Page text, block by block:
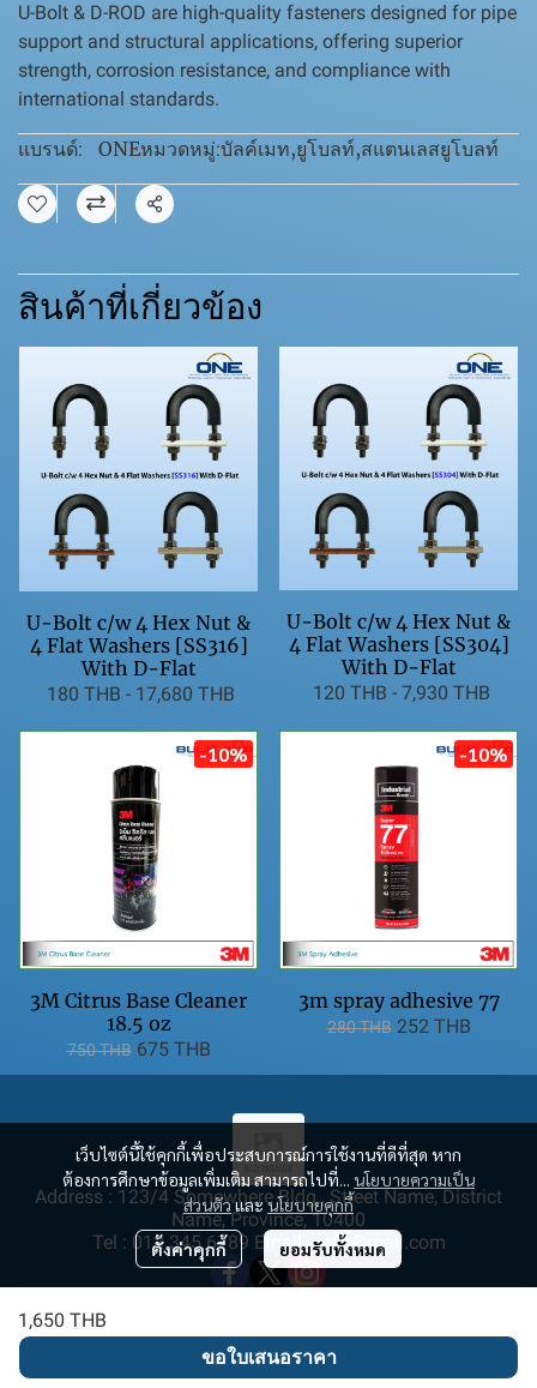
U-Bolt & D-ROD are high-quality fasteners designed for pipe
support and structural applications, offering superior
strength, corrosion resistance, and compliance with
international standards.
แบรนด์: ONEหมวดหมู่:บัลค์เมท,ยูโบลท์,สแตนเลสยูโบลท์
แชร์
สินค้าที่เกี่ยวข้อง
U-Bolt c/w 4 Hex Nut &
4 Flat Washers [SS316]
With D-Flat
180 THB - 17,680 THB
U-Bolt c/w 4 Hex Nut &
4 Flat Washers [SS304]
With D-Flat
120 THB - 7,930 THB
-10%
3M Citrus Base Cleaner
18.5 oz
750 THB 675 THB
-10%
3m spray adhesive 77
280 THB 252 THB
1,650 THB
ขอใบเสนอราคา
เว็บไซต์นี้ใช้คุกกี้เพื่อประสบการณ์การใช้งานที่ดีที่สุด หาก
ต้องการศึกษาข้อมูลเพิ่มเติม สามารถไปที่... นโยบายความเป็น
ส่วนตัวและนโยบายคุกกี้
ตั้งค่าคุกกี้ ยอมรับทั้งหมด
Address : 123/4 Somewhere Bldg., Street Name, District
Name, Province, 10400
Tel : 012 345 6789 Email : info@mail.com
Copyright | All Rights Reserved | Powered by MWE